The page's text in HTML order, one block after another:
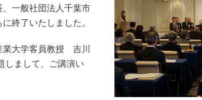
一般社団法人千葉市
終了いたしました。
業大学客員教授 吉川
しまして、ご講演い